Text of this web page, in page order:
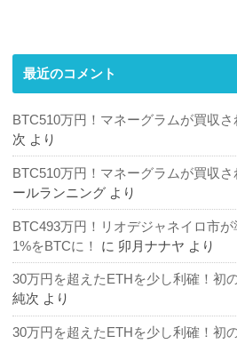
最近のコメント
BTC510万円！マネーグラムが買収さ
次 より
BTC510万円！マネーグラムが買収さ
ールランニング より
BTC493万円！リオデジャネイロ市
1%をBTCに！
に 卯月ナナヤ より
30万円を超えたETHを少し利確！初
純次 より
30万円を超えたETHを少し利確！初